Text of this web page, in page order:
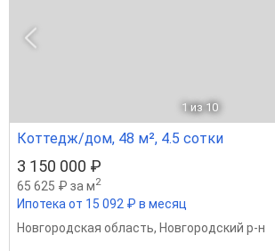
1 из 10
Коттедж/дом, 48 м², 4.5 сотки
3 150 000 ₽
65 625 ₽ за м2
Ипотека от 15 092 ₽ в месяц
Новгородская область, Новгородский р-н